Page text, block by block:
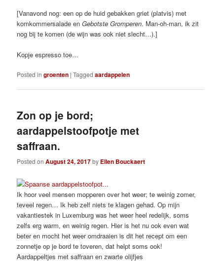
[Vanavond nog: een op de huid gebakken griet (platvis) met
komkommersalade enGebotste Gromperen. Man-oh-man, ik zit
nog bij te komen (de wijn was ook niet slecht…).]
Kopje espresso toe…
Posted in groenten |Tagged aardappelen
Zon op je bord;
aardappelstoofpotje met
saffraan.
Posted onAugust 24, 2017by Ellen Bouckaert
Ik hoor veel mensen mopperen over het weer; te weinig zomer,
teveel regen… Ik heb zelf niets te klagen gehad. Op mijn
vakantiestek in Luxemburg was het weer heel redelijk, soms
zelfs erg warm, en weinig regen. Hier is het nu ook even wat
beter en mocht het weer omdraaien is dit het recept om een
zonnetje op je bord te toveren, dat helpt soms ook!
Aardappeltjes met saffraan en zwarte olijfjes